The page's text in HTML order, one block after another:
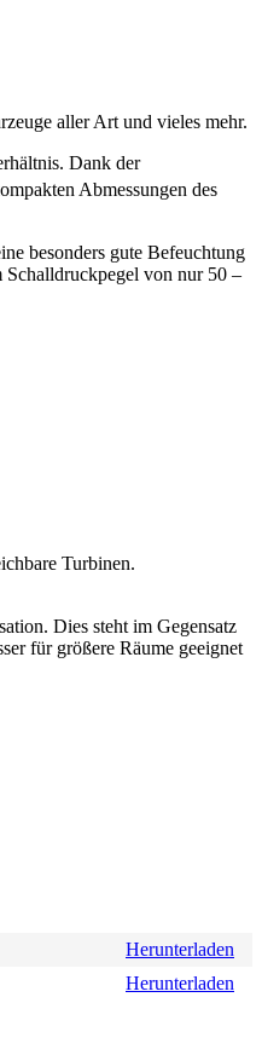
aller Art und vieles mehr.
Dank der
Abmessungen des
besonders gute Befeuchtung
Schalldruckpegel von nur 50 –
Turbinen.
Dies steht im Gegensatz
für größere Räume geeignet
Herunterladen
Herunterladen